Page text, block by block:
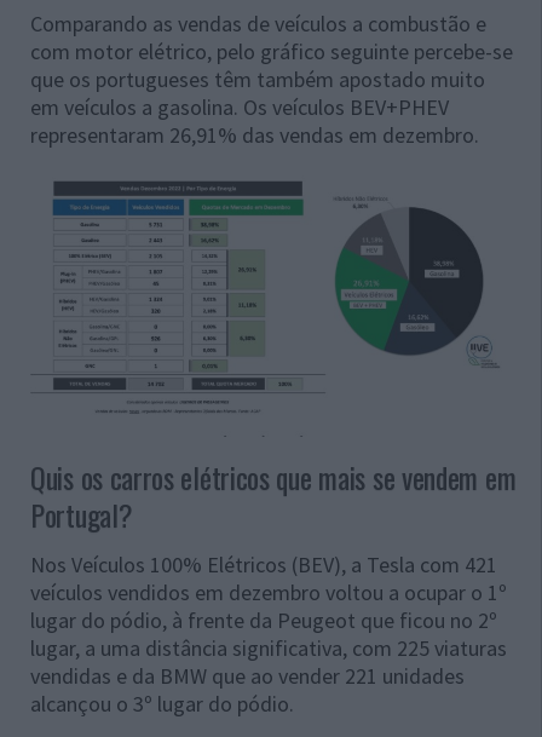
Comparando as vendas de veículos a combustão e
com motor elétrico, pelo gráfico seguinte percebe-se
que os portugueses têm também apostado muito
em veículos a gasolina. Os veículos BEV+PHEV
representaram 26,91% das vendas em dezembro.
Quis os carros elétricos que mais se vendem em
Portugal?
Nos Veículos 100% Elétricos (BEV), a Tesla com 421
veículos vendidos em dezembro voltou a ocupar o 1º
lugar do pódio, à frente da Peugeot que ficou no 2º
lugar, a uma distância significativa, com 225 viaturas
vendidas e da BMW que ao vender 221 unidades
alcançou o 3º lugar do pódio.